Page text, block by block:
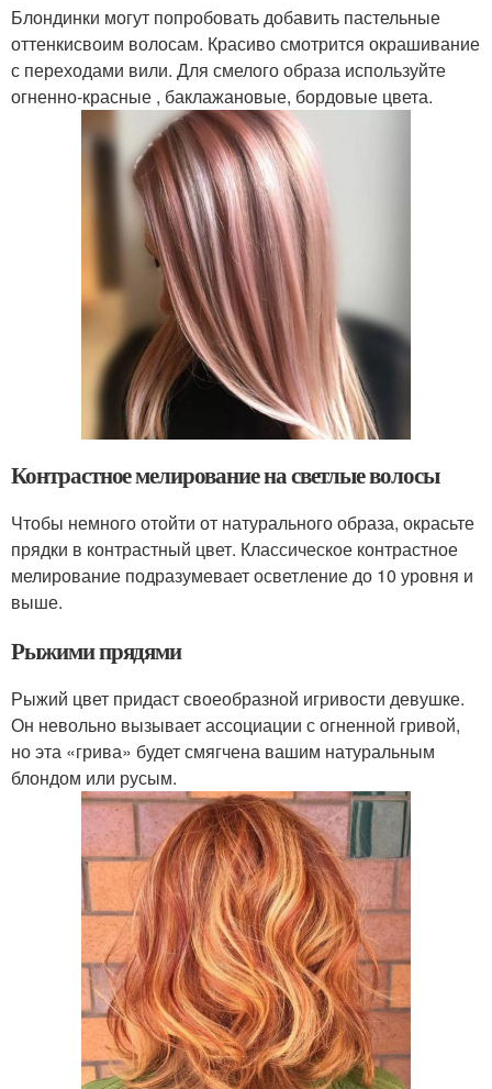
Блондинки могут попробовать добавить пастельные
оттенкисвоим волосам. Красиво смотрится окрашивание
с переходами вили. Для смелого образа используйте
огненно-красные , баклажановые, бордовые цвета.
Контрастное мелирование на светлые волосы
Чтобы немного отойти от натурального образа, окрасьте
прядки в контрастный цвет. Классическое контрастное
мелирование подразумевает осветление до 10 уровня и
выше.
Рыжими прядями
Рыжий цвет придаст своеобразной игривости девушке.
Он невольно вызывает ассоциации с огненной гривой,
но эта «грива» будет смягчена вашим натуральным
блондом или русым.